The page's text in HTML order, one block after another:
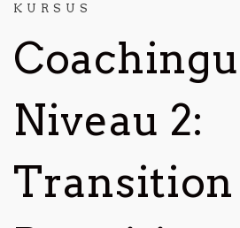
KURSUS
Niveau 2:
Transition